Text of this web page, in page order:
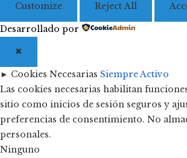
Customize Reject All
Desarrollado por
✖
► Cookies Necesarias Siempre Activo
Las cookies necesarias habilitan
sitio como inicios de sesión seguros y
preferencias de consentimiento. No
personales.
Ninguno